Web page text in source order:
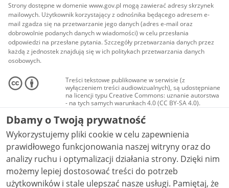
Strony dostępne w domenie www.gov.pl mogą zawierać adresy skrzynek
mailowych. Użytkownik korzystający z odnośnika będącego adresem e-
mail zgadza się na przetwarzanie jego danych (adres e-mail oraz
dobrowolnie podanych danych w wiadomości) w celu przesłania
odpowiedzi na przesłane pytania. Szczegóły przetwarzania danych przez
każdą z jednostek znajdują się w ich politykach przetwarzania danych
osobowych.
Treści tekstowe publikowane w serwisie (z
wyłączeniem treści audiowizualnych), są udostępniane
na licencji typu Creative Commons: uznanie autorstwa
- na tych samych warunkach 4.0 (CC BY-SA 4.0).
Materiały audiowizualne, w tym zdjęcia, materiały
audio i wideo, są udostępniane na licencji typu
Creative Commons: uznanie autorstwa użycie
niekomercyjne - bez utworów zależnych 4.0 (CC BY-
NC-ND 4.0), o ile nie jest to stwierdzone inaczej.
Dbamy o Twoją prywatność
Wykorzystujemy pliki cookie w celu zapewnienia
prawidłowego funkcjonowania naszej witryny oraz do
analizy ruchu i optymalizacji działania strony. Dzięki nim
możemy lepiej dostosować treści do potrzeb
użytkowników i stale ulepszać nasze usługi. Pamiętaj, że